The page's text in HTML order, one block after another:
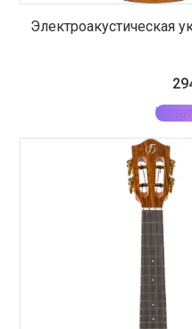
Электроакустическая